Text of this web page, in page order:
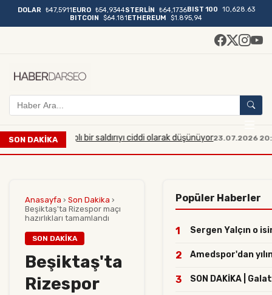
DOLAR ₺47,5911EURO ₺54,9344STERLİN ₺64,1736BIST 100
10,628.63
BITCOIN
$64.181ETHEREUM $1.895,94
SON DAKİKA
çaplı bir saldırıyı ciddi olarak düşünüyor23.07.2026 20:54
Anasayfa › Son Dakika ›
Beşiktaş'ta Rizespor maçı
hazırlıkları tamamlandı
SON DAKIKA
Beşiktaş'ta
Rizespor
Popüler Haberler
1 Sergen Yalçın o
2 Amedspor'dan
3 SON DAKİKA |